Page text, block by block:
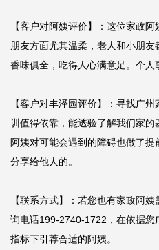
【客户对阿姨评价】：这位家政
朋友方面尤其温柔，老人和小朋
香味俱全，吃得人心满意足。个人
【客户对丰泽园评价】：寻找广
训值得依靠，能透验了解我们家
阿姨对可能会遇到的障碍也做了
分享给他人的。
【联系方式】：若您也有家政阿
询电话199-2740-1722，在依据您
指标下引荐合适的阿姨。